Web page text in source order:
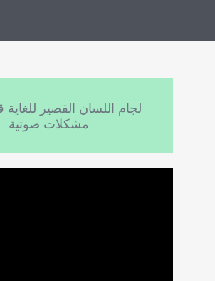
لجام اللسان القصير
مشكلات صوتية